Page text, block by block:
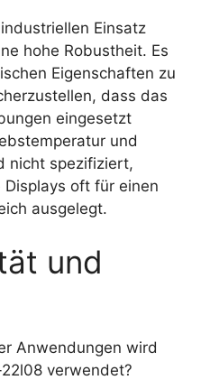
Einsatz
hohe Robustheit. Es
Eigenschaften zu
dass das
eingesetzt
und
nicht spezifiziert,
oft für einen
ausgelegt.
und
Anwendungen wird
verwendet?